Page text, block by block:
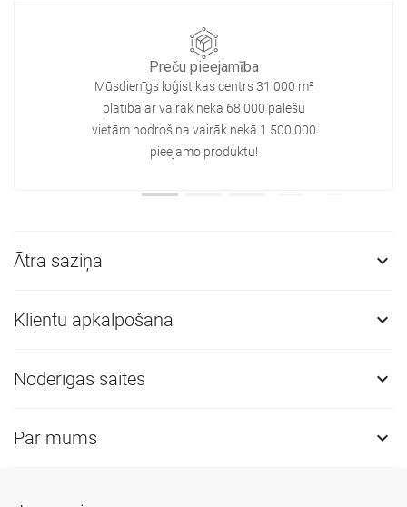
Preču pieejamība
Mūsdienīgs loģistikas centrs 31 000 m²
platībā ar vairāk nekā 68 000 palešu
vietām nodrošina vairāk nekā 1 500 000
pieejamo produktu!
Ātra saziņa 
Klientu apkalpošana 
Noderīgas saites 
Par mums 